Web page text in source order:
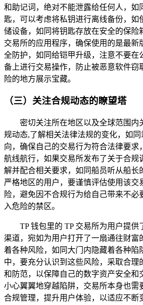
和助记词，绝对不能泄露给任何人，如
匙，可以考虑将私钥进行离线备份，如
储设备，如同将钥匙存放在安全的保险
交易所的应用程序，确保使用的是最新
全防护，如同给铠甲升级，注意不要在
备上进行交易操作，防止被恶意软件窃
险的地方展示宝藏。
（三）关注合规动态的瞭望塔
密切关注所在地区以及全球范围内
规动态,了解相关法律法规的变化，如
向，确保自己的交易行为符合法律要求
航线航行，如果交易所发布了关于合规
解并配合相关要求，如同船员听从船长
严格地区的用户，要谨慎评估使用该交
险，避免因不合规行为给自己带来不必
入危险的禁区。
TP 钱包里的 TP 交易所为用户提
渠道，宛如为用户打开了一扇通往财富
着各种风险，如同大门内隐藏着各种陷
中，要充分认识到这些风险，采取合理
和防范，以保障自己的数字资产安全和
小心翼翼地穿越陷阱，交易所本身也需
合规管理，提升用户体验，以适应不断